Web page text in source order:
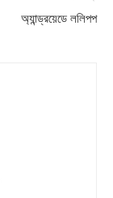
অ্যান্ড্রয়েডে ললিপপ